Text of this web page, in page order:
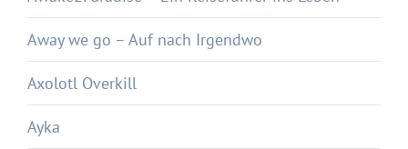
Away we go – Auf nach Irgendwo
Axolotl Overkill
Ayka